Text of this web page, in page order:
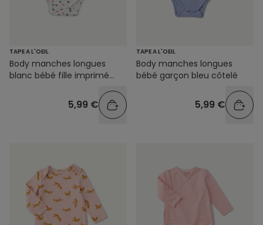
TAPE A L'OEIL
Body manches longues
blanc bébé fille imprimé
5,99 €
TAPE A L'OEIL
Body manches longues
bébé garçon bleu côtelé
5,99 €